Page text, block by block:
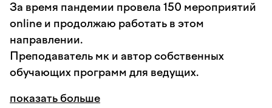
За время пандемии провела 150 мероприятий
online и продолжаю работать в этом
направлении.
Преподаватель мк и автор собственных
обучающих программ для ведущих.
показать больше